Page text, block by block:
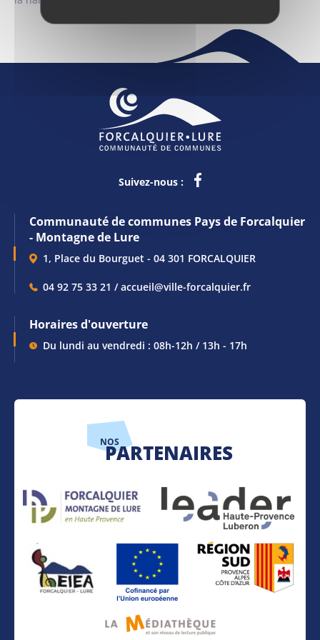
Suivez-nous :
Communauté de communes Pays de Forcalquier
- Montagne de Lure
1, Place du Bourguet - 04 301 FORCALQUIER
04 92 75 33 21 / accueil@ville-forcalquier.fr
Horaires d'ouverture
Du lundi au vendredi : 08h-12h / 13h - 17h
NOS
PARTENAIRES